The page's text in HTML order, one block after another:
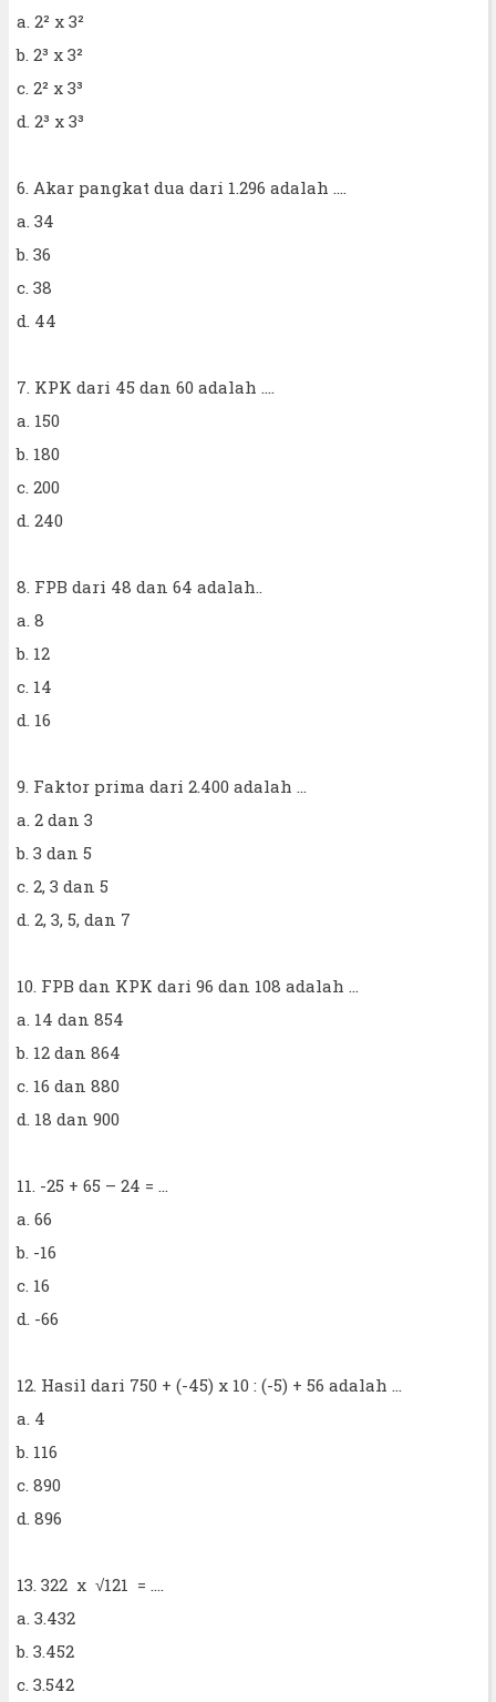
a. 2² x 3²
b. 2³ x 3²
c. 2² x 3³
d. 2³ x 3³
6. Akar pangkat dua dari 1.296 adalah ....
a. 34
b. 36
c. 38
d. 44
7. KPK dari 45 dan 60 adalah ....
a. 150
b. 180
c. 200
d. 240
8. FPB dari 48 dan 64 adalah..
a. 8
b. 12
c. 14
d. 16
9. Faktor prima dari 2.400 adalah ...
a. 2 dan 3
b. 3 dan 5
c. 2, 3 dan 5
d. 2, 3, 5, dan 7
10. FPB dan KPK dari 96 dan 108 adalah ...
a. 14 dan 854
b. 12 dan 864
c. 16 dan 880
d. 18 dan 900
11. -25 + 65 – 24 = ...
a. 66
b. -16
c. 16
d. -66
12. Hasil dari 750 + (-45) x 10 : (-5) + 56 adalah ...
a. 4
b. 116
c. 890
d. 896
13. 322 x √121 = ....
a. 3.432
b. 3.452
c. 3.542